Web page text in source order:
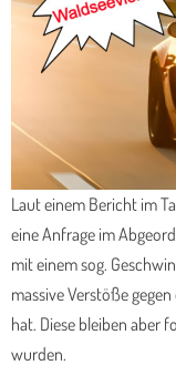
Laut einem Bericht im
eine Anfrage im
mit einem sog.
massive Verstöße
hat. Diese bleiben aber
wurden.